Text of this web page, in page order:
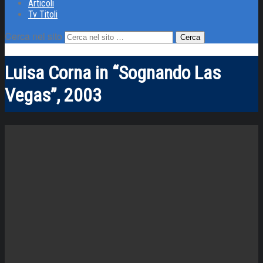
Articoli
Tv Titoli
Cerca nel sito
Luisa Corna in “Sognando Las
Vegas”, 2003